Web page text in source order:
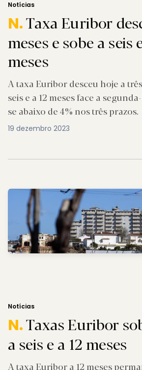
Notícias
N.Taxa Euribor
meses e sobe a seis
meses
A taxa Euribor desceu hoje a
seis e a 12 meses face a
se abaixo de 4% nos três prazos.
19 dezembro 2023
Notícias
N.Taxas Euribor
a seis e a 12 meses
A taxa Euribor a 12 meses